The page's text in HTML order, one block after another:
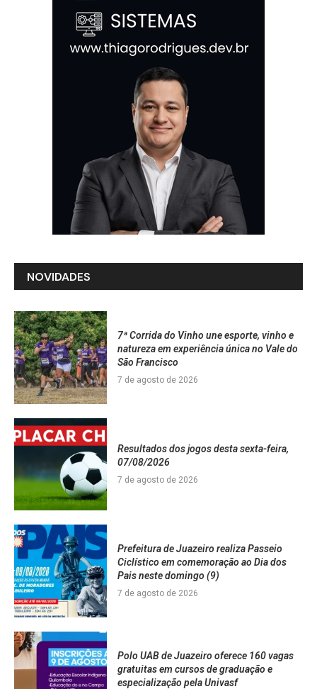
NOVIDADES
7ª Corrida do Vinho une esporte, vinho e
natureza em experiência única no Vale do
São Francisco
7 de agosto de 2026
Resultados dos jogos desta sexta-feira,
07/08/2026
7 de agosto de 2026
Prefeitura de Juazeiro realiza Passeio
Ciclístico em comemoração ao Dia dos
Pais neste domingo (9)
7 de agosto de 2026
Polo UAB de Juazeiro oferece 160 vagas
gratuitas em cursos de graduação e
especialização pela Univasf